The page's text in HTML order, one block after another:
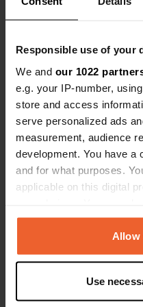
Responsible use of your
We and our 1022
e.g. your IP-number,
store and access
serve personalized ads
measurement, audience
development. You have a
and for what purposes.
applicable on this digital
any time from the Cookie
the Privacy trigger icon.
Collect information
which can be
Allow
Use
Voir
Es-tu
Contact
Emplacement
8640, Rapperswil-